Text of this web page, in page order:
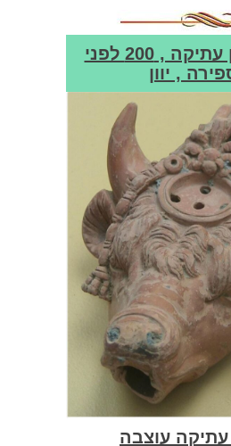
מנורת שמן עתיקה , 200 לפני
, יוון
עוצבה